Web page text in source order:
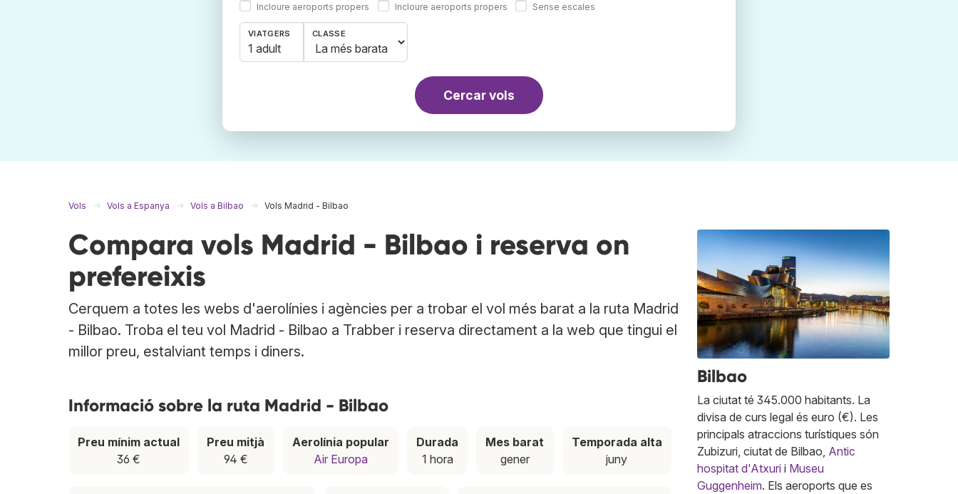
Incloure aeroports propers Incloure aeroports propers Sense escales
VIATGERS
1 adult
CLASSE
Cercar vols
Vols Vols a Espanya Vols a Bilbao Vols Madrid - Bilbao
Compara vols Madrid - Bilbao i reserva on
prefereixis
Cerquem a totes les webs d'aerolínies i agències per a trobar el vol més barat a la ruta Madrid
- Bilbao. Troba el teu vol Madrid - Bilbao a Trabber i reserva directament a la web que tingui el
millor preu, estalviant temps i diners.
Informació sobre la ruta Madrid - Bilbao
Preu mínim actual
36 €
Preu mitjà
94 €
Aerolínia popular
Air Europa
Durada
1 hora
Mes barat
gener
Temporada alta
juny
Bilbao
La ciutat té 345.000 habitants. La
divisa de curs legal és euro (€). Les
principals atraccions turístiques són
Zubizuri, ciutat de Bilbao, Antic
hospitat d'Atxuri i Museu
Guggenheim. Els aeroports que es